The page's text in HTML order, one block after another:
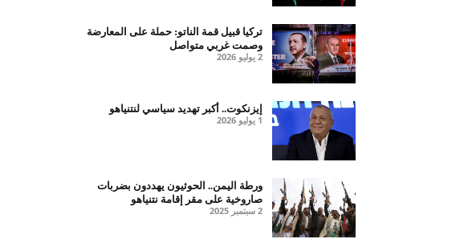
تركيا قبيل قمة الناتو: حملة على المعارضة
وصمت غربي متواصل
2 يوليو 2026
إيزنكوت.. أكبر تهديد سياسي لنتنياهو
1 يوليو 2026
ورطة اليمن.. الحوثيون يهددون بضربات
صاروخية على مقر إقامة نتنياهو
2 سبتمبر 2025